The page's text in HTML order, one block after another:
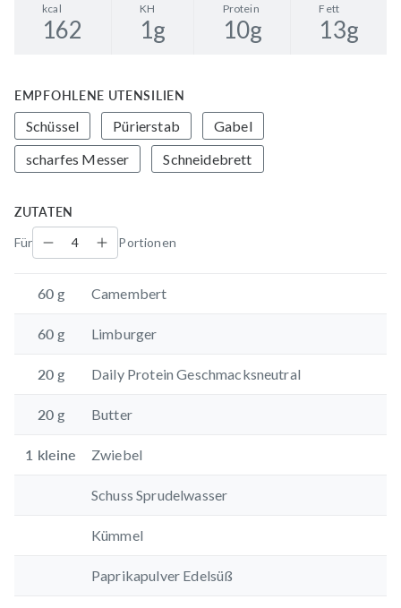
kcal
162
KH
1g
Protein
10g
Fett
13g
EMPFOHLENE UTENSILIEN
Schüssel Pürierstab
Gabel
scharfes Messer
Schneidebrett
ZUTATEN
Für
Portionen
60 g Camembert
60 g Limburger
20 g Daily Protein Geschmacksneutral
20 g Butter
1 kleine Zwiebel
Schuss Sprudelwasser
Kümmel
Paprikapulver Edelsüß